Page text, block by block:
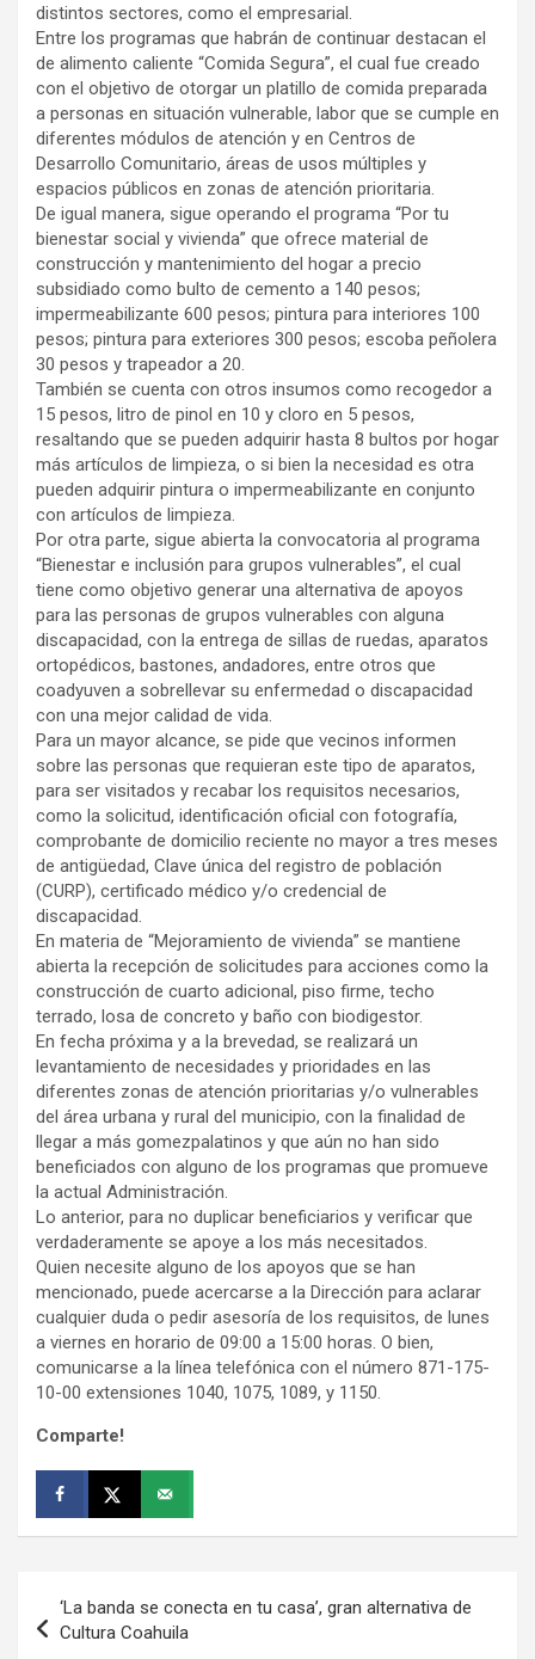
distintos sectores, como el empresarial.
Entre los programas que habrán de continuar destacan el
de alimento caliente “Comida Segura”, el cual fue creado
con el objetivo de otorgar un platillo de comida preparada
a personas en situación vulnerable, labor que se cumple en
diferentes módulos de atención y en Centros de
Desarrollo Comunitario, áreas de usos múltiples y
espacios públicos en zonas de atención prioritaria.
De igual manera, sigue operando el programa “Por tu
bienestar social y vivienda” que ofrece material de
construcción y mantenimiento del hogar a precio
subsidiado como bulto de cemento a 140 pesos;
impermeabilizante 600 pesos; pintura para interiores 100
pesos; pintura para exteriores 300 pesos; escoba peñolera
30 pesos y trapeador a 20.
También se cuenta con otros insumos como recogedor a
15 pesos, litro de pinol en 10 y cloro en 5 pesos,
resaltando que se pueden adquirir hasta 8 bultos por hogar
más artículos de limpieza, o si bien la necesidad es otra
pueden adquirir pintura o impermeabilizante en conjunto
con artículos de limpieza.
Por otra parte, sigue abierta la convocatoria al programa
“Bienestar e inclusión para grupos vulnerables”, el cual
tiene como objetivo generar una alternativa de apoyos
para las personas de grupos vulnerables con alguna
discapacidad, con la entrega de sillas de ruedas, aparatos
ortopédicos, bastones, andadores, entre otros que
coadyuven a sobrellevar su enfermedad o discapacidad
con una mejor calidad de vida.
Para un mayor alcance, se pide que vecinos informen
sobre las personas que requieran este tipo de aparatos,
para ser visitados y recabar los requisitos necesarios,
como la solicitud, identificación oficial con fotografía,
comprobante de domicilio reciente no mayor a tres meses
de antigüedad, Clave única del registro de población
(CURP), certificado médico y/o credencial de
discapacidad.
En materia de “Mejoramiento de vivienda” se mantiene
abierta la recepción de solicitudes para acciones como la
construcción de cuarto adicional, piso firme, techo
terrado, losa de concreto y baño con biodigestor.
En fecha próxima y a la brevedad, se realizará un
levantamiento de necesidades y prioridades en las
diferentes zonas de atención prioritarias y/o vulnerables
del área urbana y rural del municipio, con la finalidad de
llegar a más gomezpalatinos y que aún no han sido
beneficiados con alguno de los programas que promueve
la actual Administración.
Lo anterior, para no duplicar beneficiarios y verificar que
verdaderamente se apoye a los más necesitados.
Quien necesite alguno de los apoyos que se han
mencionado, puede acercarse a la Dirección para aclarar
cualquier duda o pedir asesoría de los requisitos, de lunes
a viernes en horario de 09:00 a 15:00 horas. O bien,
comunicarse a la línea telefónica con el número 871-175-
10-00 extensiones 1040, 1075, 1089, y 1150.
Comparte!
de
‘La banda se conecta en tu casa’, gran alternativa de
Cultura Coahuila